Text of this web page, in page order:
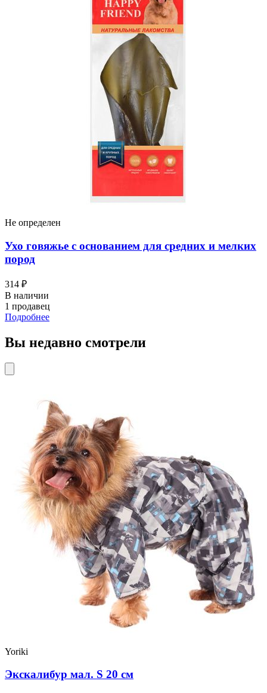
Не определен
Ухо говяжье с основанием для средних и мелких
пород
314 ₽
В наличии
1 продавец
Подробнее
Вы недавно смотрели
Yoriki
Экскалибур мал. S 20 см